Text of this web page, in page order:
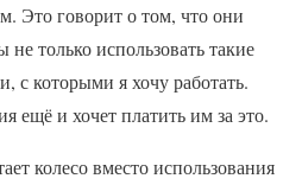
Это говорит о том, что они
только использовать такие
с которыми я хочу работать.
ещё и хочет платить им за это.
колесо вместо использования